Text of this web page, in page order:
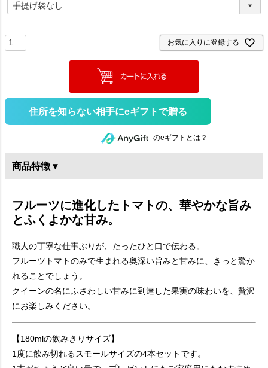
お気に入りに登録する
住所を知らない相手にeギフトで贈る
のeギフトとは？
商品特徴 ▾
フルーツに進化したトマトの、華やかな旨み
とふくよかな甘み。
職人の丁寧な仕事ぶりが、たったひと口で伝わる。
フルーツトマトのみで生まれる奥深い旨みと甘みに、きっと驚か
れることでしょう。
クイーンの名にふさわしい甘みに到達した果実の味わいを、贅沢
にお楽しみください。
【180mlの飲みきりサイズ】
1度に飲み切れるスモールサイズの4本セットです。